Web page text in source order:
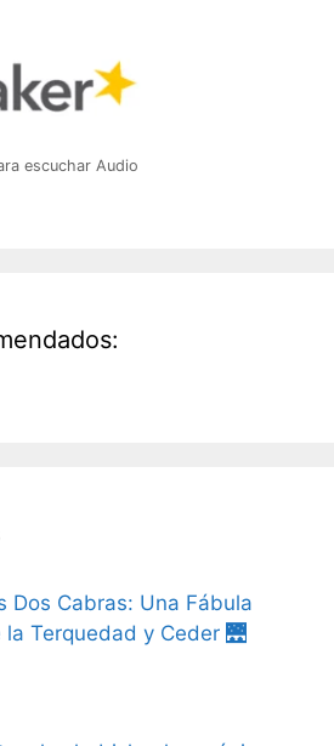
escuchar Audio
Dos Cabras: Una Fábula
la Terquedad y Ceder 🌉